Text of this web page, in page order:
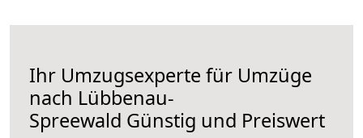
Ihr Umzugsexperte für Umzüge
nach Lübbenau-
Spreewald Günstig und Preiswert